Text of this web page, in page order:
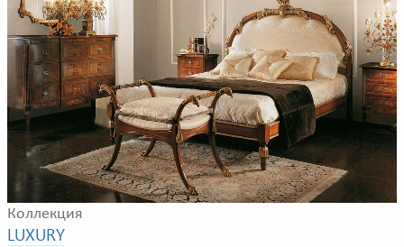
Композиция для спальной комнаты. В композицию
входят: двуспальная кровать, банкетка, тумбочка,
комод.
Фабрика
CEPPI
Коллекция
LUXURY